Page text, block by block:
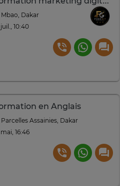
Mbao, Dakar
10:40
en Anglais
Parcelles Assainies, Dakar
16:46